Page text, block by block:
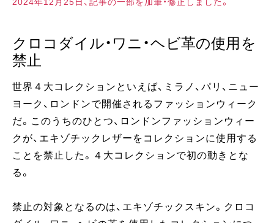
クロコダイル・ワニ・ヘビ革の使用を
禁止
世界４大コレクションといえば、ミラノ、パリ、ニュー
ヨーク、ロンドンで開催されるファッションウィーク
だ。このうちのひとつ、ロンドンファッションウィー
クが、エキゾチックレザーをコレクションに使用する
ことを禁止した。４大コレクションで初の動きとな
る。
禁止の対象となるのは、エキゾチックスキン。クロコ